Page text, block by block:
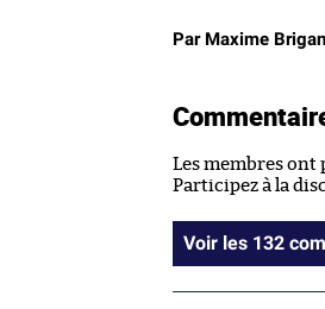
Par Maxime
Les membres ont
Participez à la
Voir